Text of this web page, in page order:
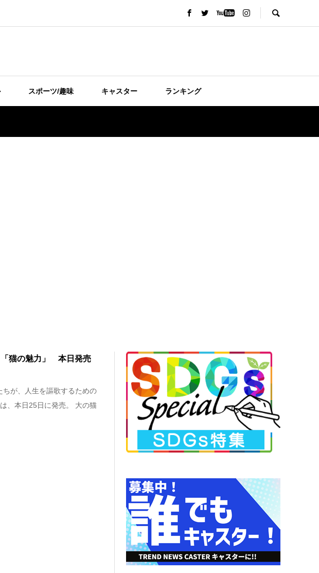
スポーツ/趣味 キャスター ランキング
「猫の魅力」 本日発売
が、人生を謳歌するための
、本日25日に発売。 大の猫